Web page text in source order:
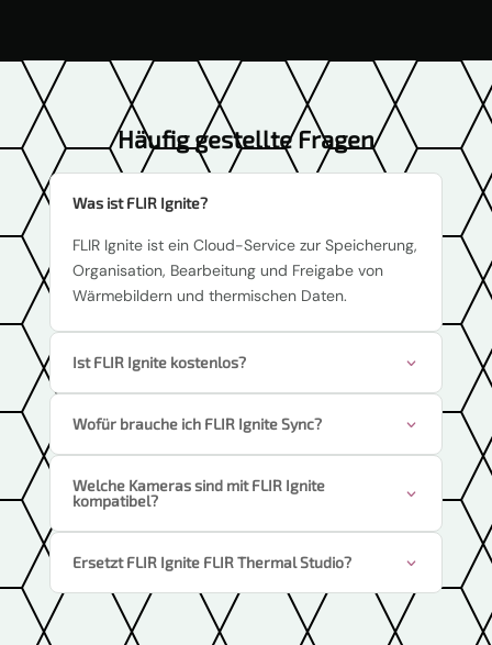
Häufig gestellte Fragen
Was ist FLIR Ignite?
FLIR Ignite ist ein Cloud-Service zur Speicherung,
Organisation, Bearbeitung und Freigabe von
Wärmebildern und thermischen Daten.
Ist FLIR Ignite kostenlos?
Wofür brauche ich FLIR Ignite Sync?
Welche Kameras sind mit FLIR Ignite
kompatibel?
Ersetzt FLIR Ignite FLIR Thermal Studio?